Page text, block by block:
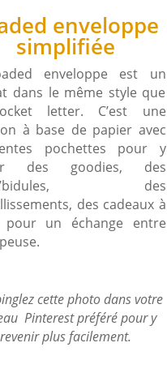
enveloppe
simplifiée
enveloppe est un
dans le même style que
letter. C’est une
à base de papier avec
pochettes pour y
des goodies, des
des
des cadeaux à
un échange entre
cette photo dans votre
Pinterest préféré pour y
revenir plus facilement.